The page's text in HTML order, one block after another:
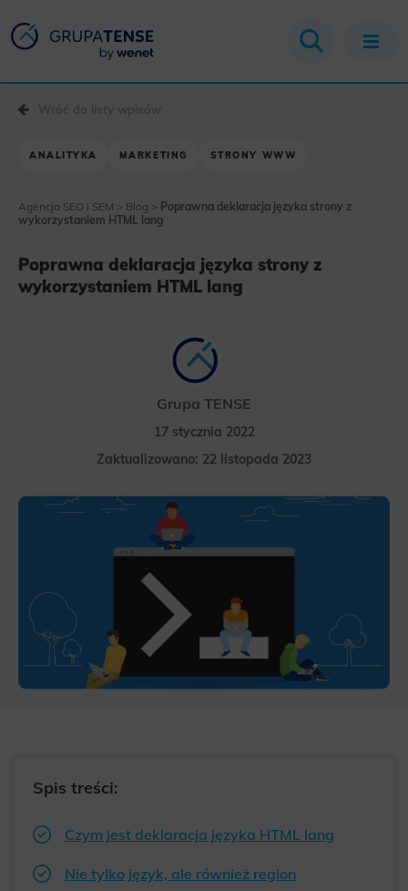
ANALITYKA MARKETING STRONY WWW
Agencja SEO i SEM > Blog > Poprawna deklaracja języka strony z
wykorzystaniem HTML lang
Poprawna deklaracja języka strony z
wykorzystaniem HTML lang
Grupa TENSE
17 stycznia 2022
Zaktualizowano: 22 listopada 2023
Spis treści:
Czym jest deklaracja języka HTML lang
Nie tylko język, ale również region